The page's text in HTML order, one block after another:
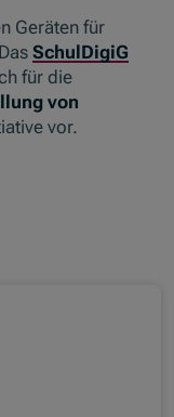
Geräten für
SchulDigiG
für die
von
vor.